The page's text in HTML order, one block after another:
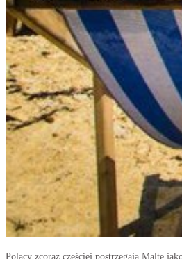
Polacy zcoraz częściej postrzegają Maltę